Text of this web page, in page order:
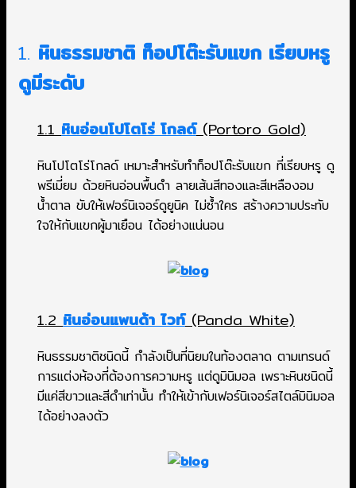
1. หินธรรมชาติ ท็อปโต๊ะรับแขก เรียบหรู
ดูมีระดับ
1.1หินอ่อนโปโตโร่ โกลด์(Portoro Gold)
หินโปโตโร่โกลด์ เหมาะสำหรับทำท็อปโต๊ะรับแขก ที่เรียบหรู ดู
พรีเมี่ยม ด้วยหินอ่อนพื้นดำ ลายเส้นสีทองและสีเหลืองอม
น้ำตาล ขับให้เฟอร์นิเจอร์ดูยูนิค ไม่ซ้ำใคร สร้างความประทับ
ใจให้กับแขกผู้มาเยือน ได้อย่างแน่นอน
1.2หินอ่อนแพนด้า ไวท์(Panda White)
หินธรรมชาติชนิดนี้ กำลังเป็นที่นิยมในท้องตลาด ตามเทรนด์
การแต่งห้องที่ต้องการความหรู แต่ดูมินิมอล เพราะหินชนิดนี้
มีแค่สีขาวและสีดำเท่านั้น ทำให้เข้ากับเฟอร์นิเจอร์สไตล์มินิมอล
ได้อย่างลงตัว